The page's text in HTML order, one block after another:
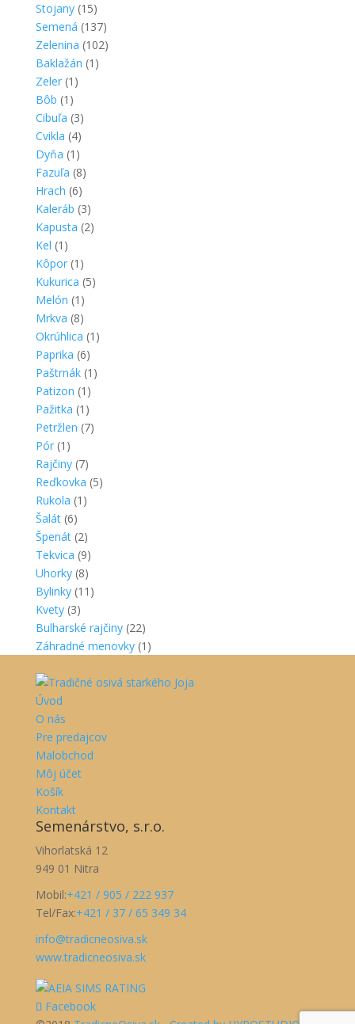
Stojany (15)
Semená (137)
Zelenina (102)
Baklažán (1)
Zeler (1)
Bôb (1)
Cibuľa (3)
Cvikla (4)
Dyňa (1)
Fazuľa (8)
Hrach (6)
Kaleráb (3)
Kapusta (2)
Kel (1)
Kôpor (1)
Kukurica (5)
Melón (1)
Mrkva (8)
Okrúhlica (1)
Paprika (6)
Paštrnák (1)
Patizon (1)
Pažitka (1)
Petržlen (7)
Pór (1)
Rajčiny (7)
Reďkovka (5)
Rukola (1)
Šalát (6)
Špenát (2)
Tekvica (9)
Uhorky (8)
Bylinky (11)
Kvety (3)
Bulharské rajčiny (22)
Záhradné menovky (1)
Úvod
O nás
Pre predajcov
Malobchod
Môj účet
Košík
Kontakt
Semenárstvo, s.r.o.
Vihorlatská 12
949 01 Nitra
Mobil:+421 / 905 / 222 937
Tel/Fax:+421 / 37 / 65 349 34
info@tradicneosiva.sk
www.tradicneosiva.sk
Facebook